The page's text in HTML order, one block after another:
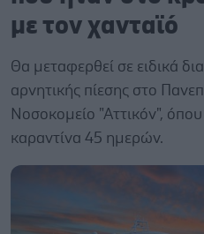
με τον χανταϊό
Θα μεταφερθεί σε ειδικά
αρνητικής πίεσης στο
Νοσοκομείο "Αττικόν",
καραντίνα 45 ημερών.